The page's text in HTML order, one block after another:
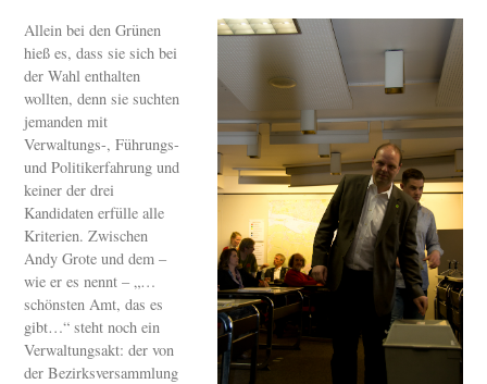
Allein bei den Grünen
hieß es, dass sie sich bei
der Wahl enthalten
wollten, denn sie suchten
jemanden mit
Verwaltungs-, Führungs-
und Politikerfahrung und
keiner der drei
Kandidaten erfülle alle
Kriterien. Zwischen
Andy Grote und dem –
wie er es nennt – „…
schönsten Amt, das es
gibt…“ steht noch ein
Verwaltungsakt: der von
der Bezirksversammlung